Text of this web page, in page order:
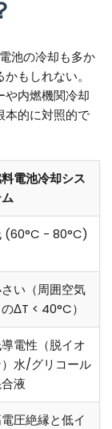
池の冷却も多か
もしれない。
や内燃機関冷却
本的に対照的で
電池冷却シス
(60°C - 80°C)
い（周囲空気
ΔT < 40°C）
電性（脱イオ
）水/グリコール
液
圧絶縁と低イ